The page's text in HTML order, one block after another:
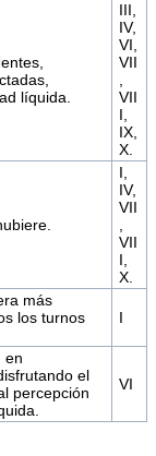
líquida.
III,
IV,
VI,
VII
,
VII
I,
IX,
X.
I,
IV,
VII
,
VII
I,
X.
más
los turnos
I
en
el
percepción
VI